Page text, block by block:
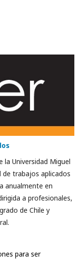
la Universidad Miguel
de trabajos aplicados
anualmente en
a profesionales,
de Chile y
para ser